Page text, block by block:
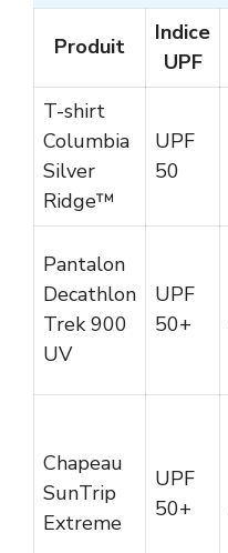
Produit
Indice
UPF
T-shirt
Columbia
Silver
Ridge™
UPF
50
Pantalon
Decathlon
Trek 900
UV
UPF
50+
Chapeau
SunTrip
Extreme
UPF
50+